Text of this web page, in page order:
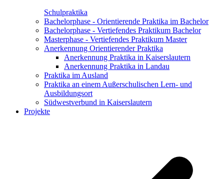
Schulpraktika
Bachelorphase - Orientierende Praktika im Bachelor
Bachelorphase - Vertiefendes Praktikum Bachelor
Masterphase - Vertiefendes Praktikum Master
Anerkennung Orientierender Praktika
Anerkennung Praktika in Kaiserslautern
Anerkennung Praktika in Landau
Praktika im Ausland
Praktika an einem Außerschulischen Lern- und
Ausbildungsort
Südwestverbund in Kaiserslautern
Projekte